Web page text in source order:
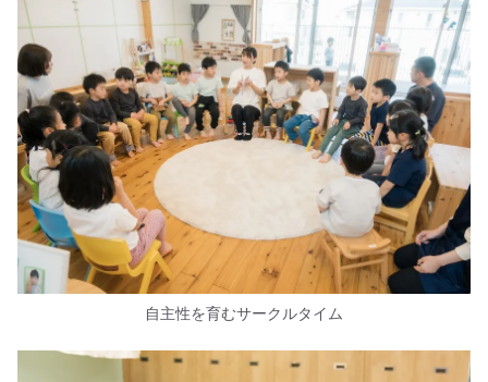
自主性を育むサークルタイム